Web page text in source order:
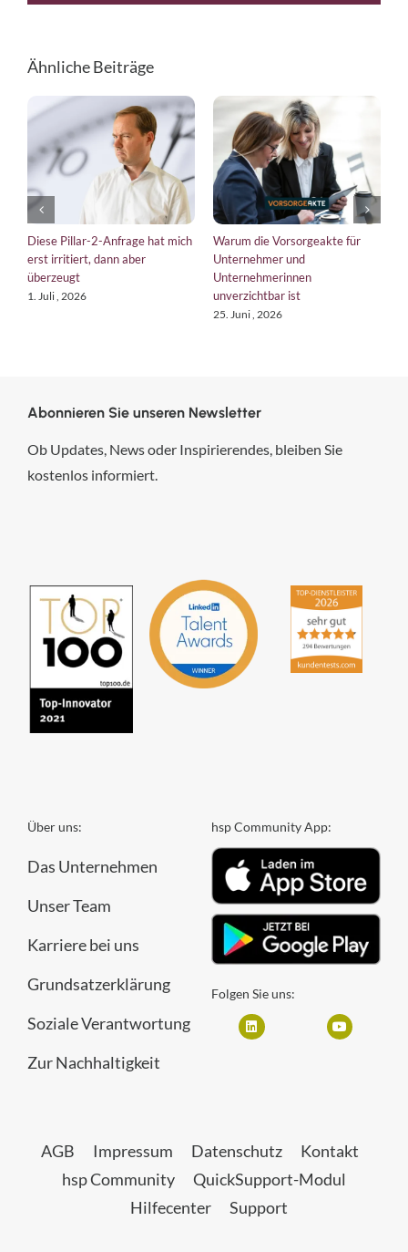
Ähnliche Beiträge
Warum die Vorsorgeakte für
Unternehmer und
Unternehmerinnen
unverzichtbar ist
EU-Verordnungen 2026: so
bringt die EU Unternehmen auf
18. Juni , 2026
Abonnieren Sie unseren Newsletter
Ob Updates, News oder Inspirierendes, bleiben Sie
kostenlos informiert.
Über uns:
Das Unternehmen
Unser Team
Karriere bei uns
Grundsatzerklärung
Soziale Verantwortung
Zur Nachhaltigkeit
hsp Community App:
Folgen Sie uns:
AGB Impressum Datenschutz
Kontakt
hsp Community
QuickSupport-Modul
Hilfecenter
Support